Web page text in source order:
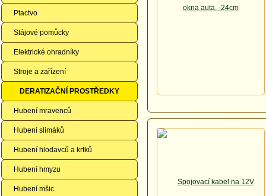
Ptactvo
Stájové pomůcky
Elektrické ohradníky
Stroje a zařízení
DERATIZAČNÍ PROSTŘEDKY
Hubení mravenců
Hubení slimáků
Hubení hlodavců a krtků
Hubení hmyzu
Hubení mšic